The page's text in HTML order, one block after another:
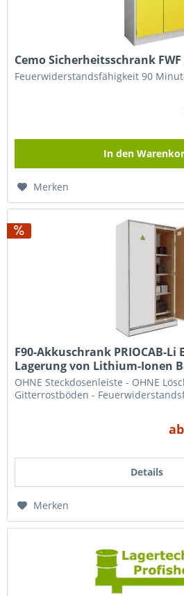
Cemo Sicherheitsschrank FWF
Feuerwiderstandsfähigkeit 90
In den
Merken
F90-Akkuschrank PRIOCAB-Li
Lagerung von Lithium-Ionen
OHNE Steckdosenleiste - OHNE
Gitterrostböden -
Details
Merken